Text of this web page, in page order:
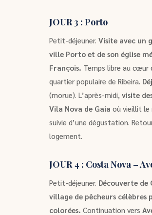
JOUR 3 : Porto
Petit-déjeuner. Visite avec un
ville Porto et de son église
François. Temps libre au cœur
quartier populaire de Ribeira.
(morue). L’après-midi, visite
Vila Nova de Gaia où vieillit le
suivie d’une dégustation.
logement.
JOUR 4 : Costa Nova –
Petit-déjeuner. Découverte de
village de pêcheurs célèbres
colorées. Continuation vers